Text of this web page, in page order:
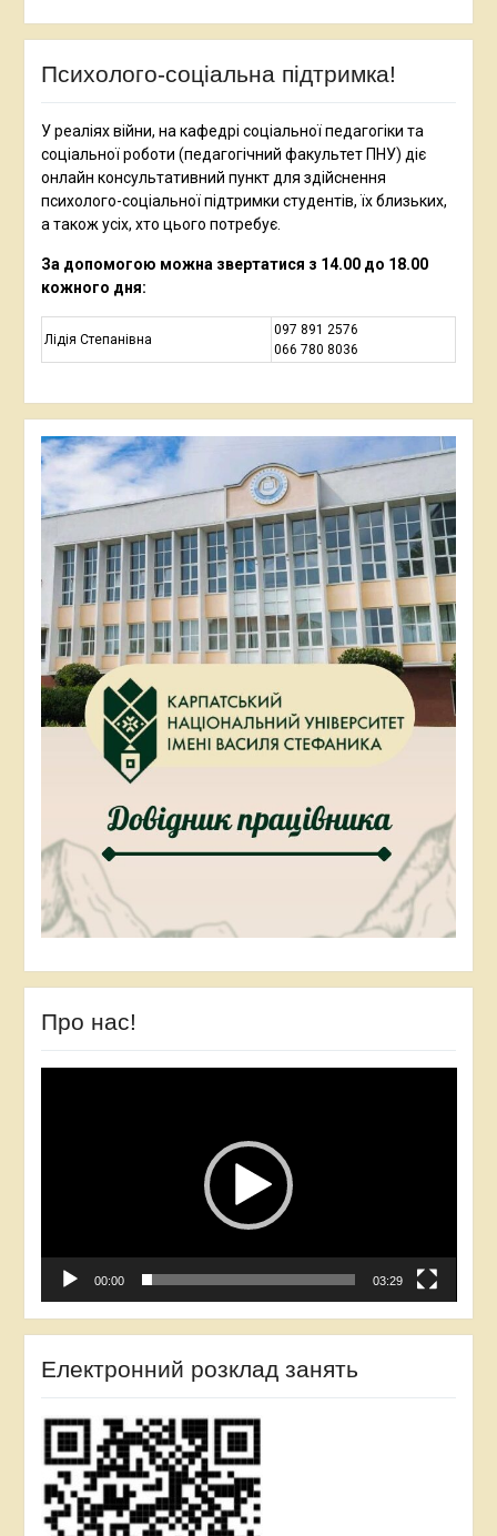
Психолого-соціальна підтримка!
У реаліях війни, на кафедрі соціальної педагогіки та
соціальної роботи (педагогічний факультет ПНУ) діє
онлайн консультативний пункт для здійснення
психолого-соціальної підтримки студентів, їх близьких,
а також усіх, хто цього потребує.
За допомогою можна звертатися з 14.00 до 18.00
кожного дня:
Лідія Степанівна
097 891 2576
066 780 8036
Про нас!
00:00 03:29
Електронний розклад занять